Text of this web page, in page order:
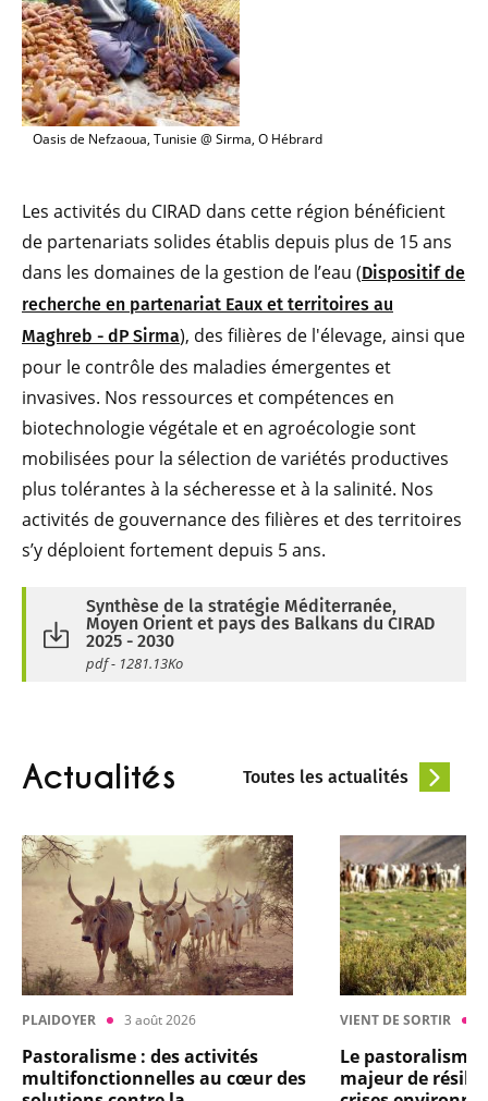
Oasis de Nefzaoua, Tunisie @ Sirma, O Hébrard
Les activités du CIRAD dans cette région bénéficient
de partenariats solides établis depuis plus de 15 ans
dans les domaines de la gestion de l’eau (Dispositif de
recherche en partenariat Eaux et territoires au
Maghreb - dP Sirma), des filières de l'élevage, ainsi que
pour le contrôle des maladies émergentes et
invasives. Nos ressources et compétences en
biotechnologie végétale et en agroécologie sont
mobilisées pour la sélection de variétés productives
plus tolérantes à la sécheresse et à la salinité. Nos
activités de gouvernance des filières et des territoires
s’y déploient fortement depuis 5 ans.
Synthèse de la stratégie Méditerranée,
Moyen Orient et pays des Balkans du CIRAD
2025 - 2030
pdf - 1281.13Ko
Actualités Toutes les actualités
PLAIDOYER 3 août 2026
Pastoralisme : des activités
multifonctionnelles au cœur des
VIENT DE SORTIR
Le pastoralisme
majeur de